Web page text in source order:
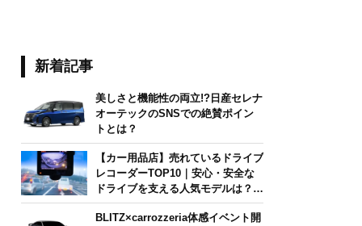
新着記事
美しさと機能性の両立!?日産セレナ
オーテックのSNSでの絶賛ポイン
トとは？
【カー用品店】売れているドライブ
レコーダーTOP10｜安心・安全な
ドライブを支える人気モデルは？
【2026年6月版】
BLITZ×carrozzeria体感イベント開